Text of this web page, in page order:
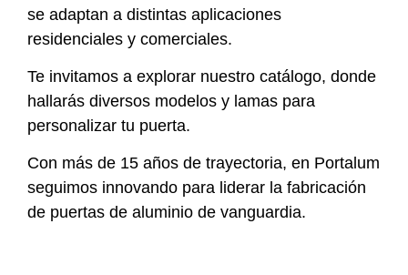
se adaptan a distintas aplicaciones
residenciales y comerciales.
Te invitamos a explorar nuestro catálogo, donde
hallarás diversos modelos y lamas para
personalizar tu puerta.
Con más de 15 años de trayectoria, en Portalum
seguimos innovando para liderar la fabricación
de puertas de aluminio de vanguardia.